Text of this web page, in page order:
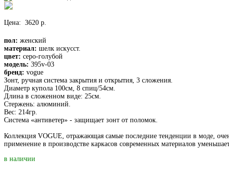
Цена: 3620 р.
пол: женский
материал: шелк искусст.
цвет: серо-голубой
модель: 395v-03
бренд: vogue
Зонт, ручная система закрытия и открытия, 3 сложения.
Диаметр купола 100см, 8 спиц/54см.
Длина в сложенном виде: 25см.
Стержень: алюминий.
Вес: 214гр.
Система «антиветер» - защищает зонт от поломок.
Коллекция VOGUE, отражающая самые последние тенденции в моде,
применение в производстве каркасов современных материалов
в наличии